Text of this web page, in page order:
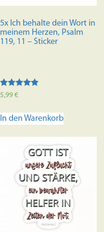
5x Ich behalte dein Wort in
meinem Herzen, Psalm
119, 11 – Sticker
Bewertet mit
5.00
5,99€
In den Warenkorb